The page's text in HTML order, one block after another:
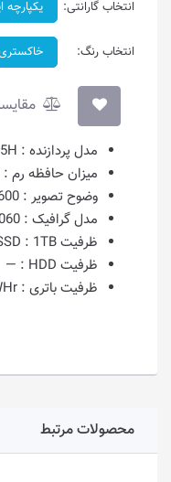
انتخاب گارانتی: یکپارچه
انتخاب رنگ:
مدل پردازنده :
میزان حافظه رم :
وضوح تصویر : @ 2.5K
مدل گرافیک :
ظرفیت SSD :1TB
ظرفیت HDD :
—
ظرفیت باتری :
محصولات مرتبط